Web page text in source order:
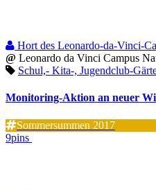
Hort des Leonardo-da-Vinci-
@ Leonardo da Vinci Campus
Schul,- Kita-, Jugendclub-
Monitoring-Aktion an neuer
Sommersummen 2017
9pins